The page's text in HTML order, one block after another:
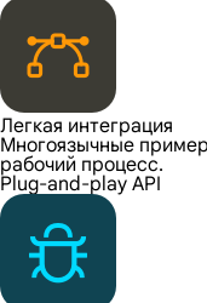
Легкая интеграция
Многоязычные
рабочий процесс.
Plug-and-play API